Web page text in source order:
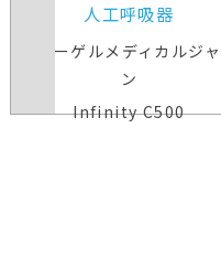
人工呼吸器
ドレーゲルメディカルジ
ン
Infinity C500